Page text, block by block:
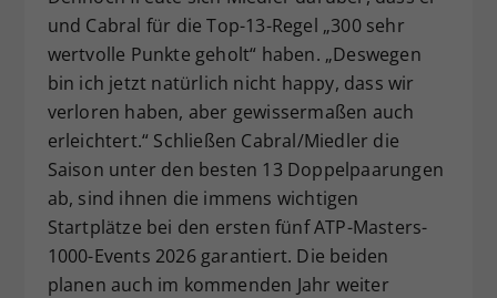
und Cabral für die Top-13-Regel „300 sehr
wertvolle Punkte geholt“ haben. „Deswegen
bin ich jetzt natürlich nicht happy, dass wir
verloren haben, aber gewissermaßen auch
erleichtert.“ Schließen Cabral/Miedler die
Saison unter den besten 13 Doppelpaarungen
ab, sind ihnen die immens wichtigen
Startplätze bei den ersten fünf ATP-Masters-
1000-Events 2026 garantiert. Die beiden
planen auch im kommenden Jahr weiter